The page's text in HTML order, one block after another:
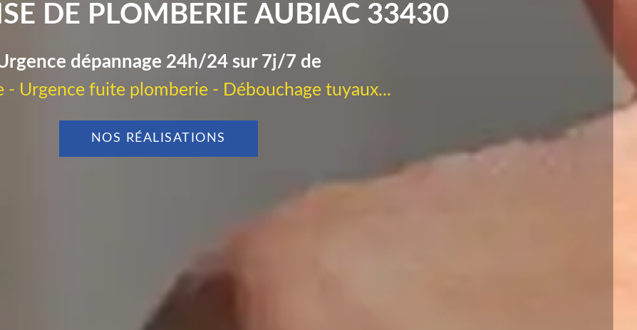
DE PLOMBERIE AUBIAC 33430
dépannage 24h/24 sur 7j/7 de
- Urgence fuite plomberie - Débouchage tuyaux...
NOS RÉALISATIONS